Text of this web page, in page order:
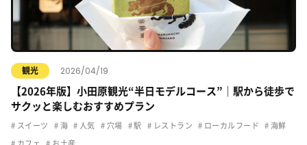
観光 2026/04/19
【2026年版】小田原観光“半日モデルコース”｜駅から徒歩で
サクッと楽しむおすすめプラン
スイーツ 海 人気 穴場 駅 レストラン ローカルフード 海鮮
カフェ お土産